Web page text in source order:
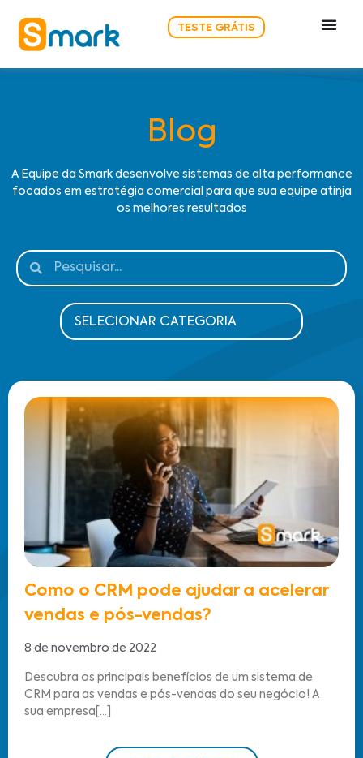
TESTE GRÁTIS
Blog
A Equipe da Smark desenvolve sistemas de alta performance
focados em estratégia comercial para que sua equipe atinja
os melhores resultados
Como o CRM pode ajudar a acelerar
vendas e pós-vendas?
8 de novembro de 2022
Descubra os principais benefícios de um sistema de
CRM para as vendas e pós-vendas do seu negócio! A
sua empresa[...]